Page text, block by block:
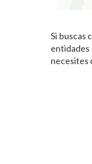
Si buscas
necesites